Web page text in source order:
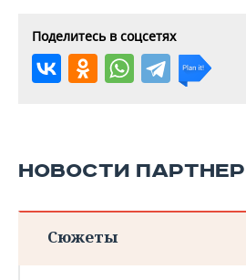
Поделитесь в соцсетях
НОВОСТИ
Сюжеты